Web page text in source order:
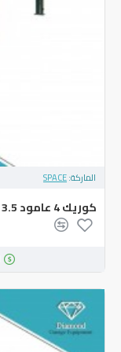
الماركة:SPACE
‏كوريك ‎4‏ عامود ‎3.5‏ طن